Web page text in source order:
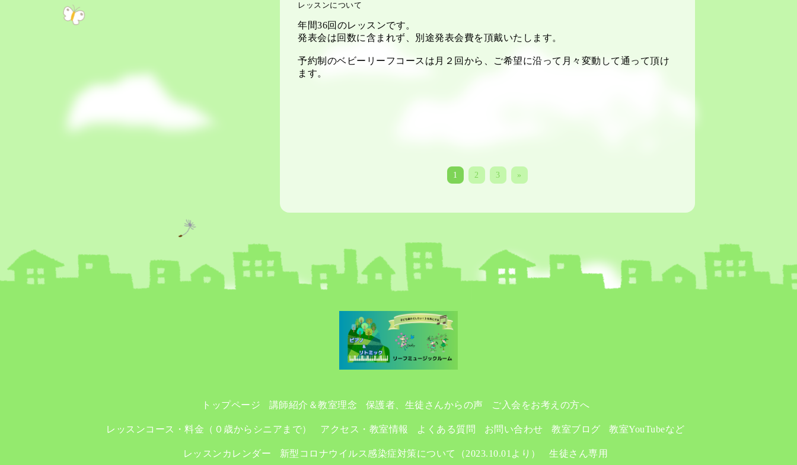
レッスンについて
年間36回のレッスンです。
発表会は回数に含まれず、別途発表会費を頂戴いたします。
予約制のベビーリーフコースは月２回から、ご希望に沿って月々変動して通って頂け
ます。
1 2 3 »
トップページ 講師紹介＆教室理念 保護者、生徒さんからの声 ご入会をお考えの方へ
レッスンコース・料金（０歳からシニアまで） アクセス・教室情報 よくある質問 お問い合わせ 教室ブログ 教室YouTubeなど
レッスンカレンダー 新型コロナウイルス感染症対策について（2023.10.01より） 生徒さん専用